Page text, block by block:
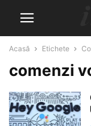
Acasă Etichete
comenzi